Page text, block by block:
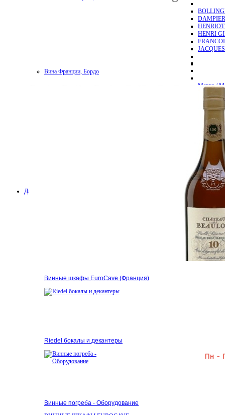
HENRI
Вина Франции, Бордо
Марго /
Помроль
Сен-
Сен-
Пессак-
Для вина
Винные шкафы EuroCave (Франция)
Riedel бокалы и декантеры
Винные погреба - Оборудование